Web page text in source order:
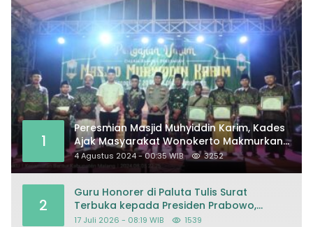
1
Peresmian Masjid Muhyiddin Karim, Kades
Ajak Masyarakat Wonokerto Makmurkan
Masjid
4 Agustus 2024 - 00:35 WIB 3252
2
Guru Honorer di Paluta Tulis Surat
Terbuka kepada Presiden Prabowo,
Mohon Keadilan atas Dugaan
17 Juli 2026 - 08:19 WIB 1539